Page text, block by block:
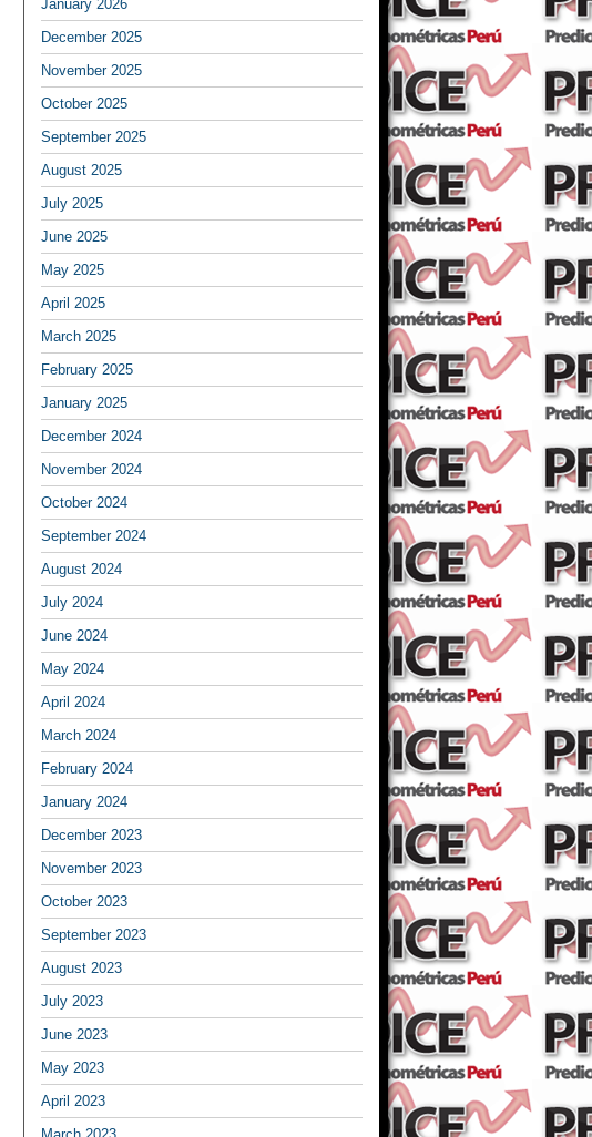
January 2026
December 2025
November 2025
October 2025
September 2025
August 2025
July 2025
June 2025
May 2025
April 2025
March 2025
February 2025
January 2025
December 2024
November 2024
October 2024
September 2024
August 2024
July 2024
June 2024
May 2024
April 2024
March 2024
February 2024
January 2024
December 2023
November 2023
October 2023
September 2023
August 2023
July 2023
June 2023
May 2023
April 2023